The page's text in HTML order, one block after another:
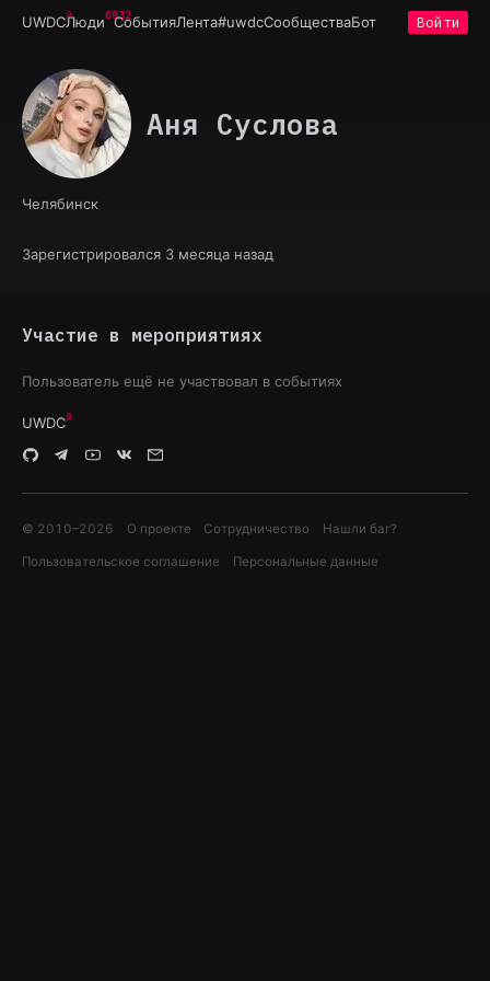
UWDCЛюди6932
СобытияЛента#uwdcСообществаБот Войти
Аня Суслова
Челябинск
Зарегистрировался 3 месяца назад
Участие в мероприятиях
Пользователь ещё не участвовал в событиях
UWDC
© 2010–2026 О проекте Сотрудничество Нашли баг?
Пользовательское соглашение Персональные данные